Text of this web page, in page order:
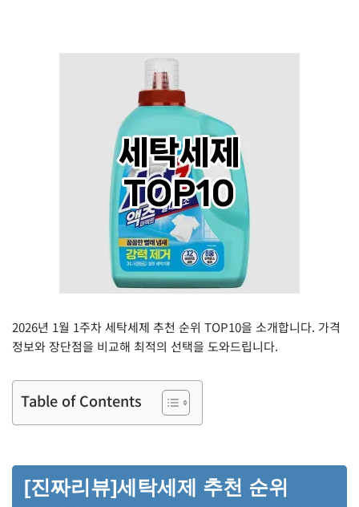
2026년 1월 1주차 세탁세제 추천 순위 TOP10을 소개합니다. 가격
정보와 장단점을 비교해 최적의 선택을 도와드립니다.
Table of Contents
[진짜리뷰]세탁세제 추천 순위